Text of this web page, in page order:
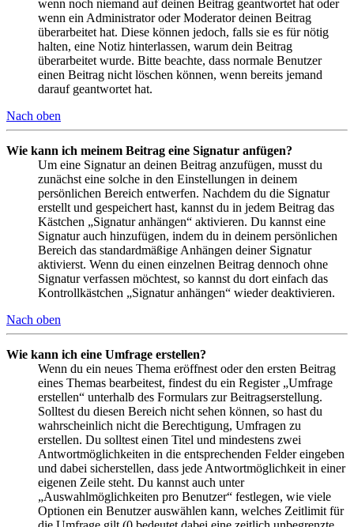
wenn noch niemand auf deinen Beitrag geantwortet hat oder
wenn ein Administrator oder Moderator deinen Beitrag
überarbeitet hat. Diese können jedoch, falls sie es für nötig
halten, eine Notiz hinterlassen, warum dein Beitrag
überarbeitet wurde. Bitte beachte, dass normale Benutzer
einen Beitrag nicht löschen können, wenn bereits jemand
darauf geantwortet hat.
Nach oben
Wie kann ich meinem Beitrag eine Signatur anfügen?
Um eine Signatur an deinen Beitrag anzufügen, musst du
zunächst eine solche in den Einstellungen in deinem
persönlichen Bereich entwerfen. Nachdem du die Signatur
erstellt und gespeichert hast, kannst du in jedem Beitrag das
Kästchen „Signatur anhängen“ aktivieren. Du kannst eine
Signatur auch hinzufügen, indem du in deinem persönlichen
Bereich das standardmäßige Anhängen deiner Signatur
aktivierst. Wenn du einen einzelnen Beitrag dennoch ohne
Signatur verfassen möchtest, so kannst du dort einfach das
Kontrollkästchen „Signatur anhängen“ wieder deaktivieren.
Nach oben
Wie kann ich eine Umfrage erstellen?
Wenn du ein neues Thema eröffnest oder den ersten Beitrag
eines Themas bearbeitest, findest du ein Register „Umfrage
erstellen“ unterhalb des Formulars zur Beitragserstellung.
Solltest du diesen Bereich nicht sehen können, so hast du
wahrscheinlich nicht die Berechtigung, Umfragen zu
erstellen. Du solltest einen Titel und mindestens zwei
Antwortmöglichkeiten in die entsprechenden Felder eingeben
und dabei sicherstellen, dass jede Antwortmöglichkeit in einer
eigenen Zeile steht. Du kannst auch unter
„Auswahlmöglichkeiten pro Benutzer“ festlegen, wie viele
Optionen ein Benutzer auswählen kann, welches Zeitlimit für